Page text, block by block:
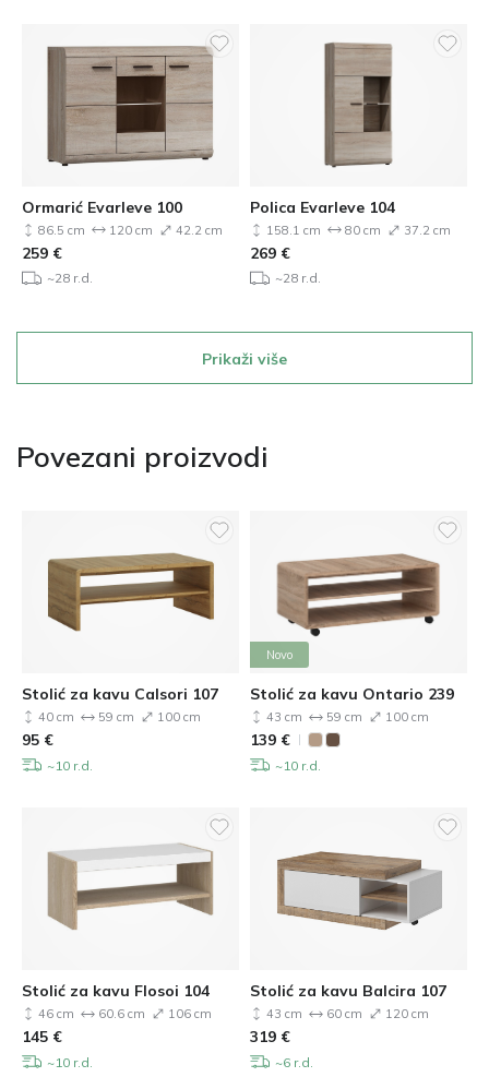
Ormarić Evarleve 100
86.5 cm 120 cm 42.2 cm
259 €
~28 r.d.
Polica Evarleve 104
158.1 cm 80 cm 37.2 cm
269 €
~28 r.d.
Prikaži više
Povezani proizvodi
Stolić za kavu Calsori 107
40 cm 59 cm 100 cm
95 €
~10 r.d.
Novo
Stolić za kavu Ontario 239
43 cm 59 cm 100 cm
139 €
~10 r.d.
Stolić za kavu Flosoi 104
46 cm 60.6 cm 106 cm
145 €
~10 r.d.
Stolić za kavu Balcira 107
43 cm 60 cm 120 cm
319 €
~6 r.d.